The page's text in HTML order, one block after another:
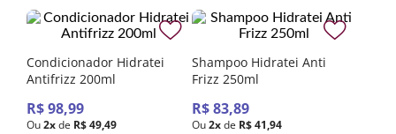
Condicionador Hidratei
Antifrizz 200ml
R$98,99
Ou2xde R$49,49
Shampoo Hidratei Anti
Frizz 250ml
R$ 83,89
Ou 2x de R$ 41,94